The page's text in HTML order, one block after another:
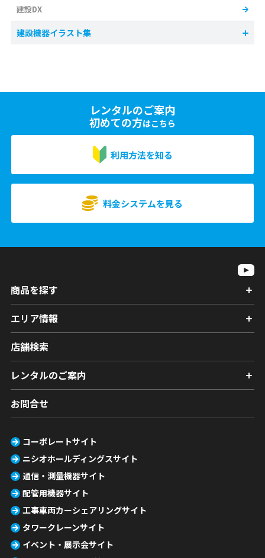
建設DX
建設機器イラスト集
レンタルのご案内
初めての方はこちら
利用方法を知る
料金システムを見る
商品を探す
エリア情報
店舗検索
レンタルのご案内
お問合せ
コーポレートサイト
ニシオホールディングスサイト
通信・測量機器サイト
配管用機器サイト
工事車両カーシェアリングサイト
タワークレーンサイト
イベント・展示会サイト